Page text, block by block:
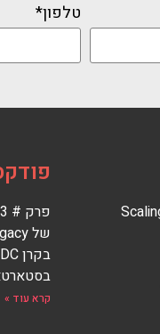
טלפון*
קרא עוד »